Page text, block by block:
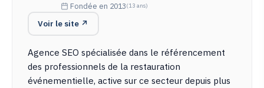
Fondée en 2013(13 ans)
Voir le site ↗
Agence SEO spécialisée dans le référencement
des professionnels de la restauration
événementielle, active sur ce secteur depuis plus